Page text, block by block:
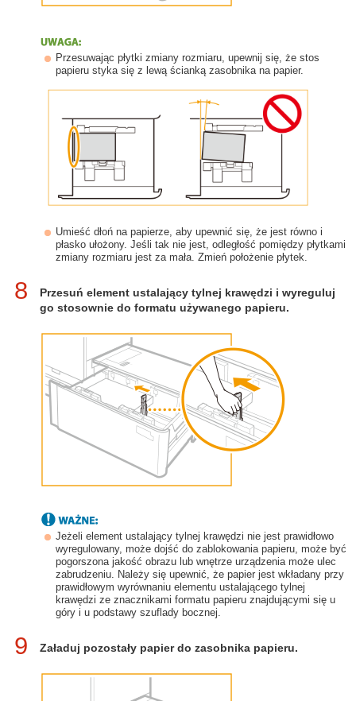
Przesuwając płytki zmiany rozmiaru, upewnij się, że stos
papieru styka się z lewą ścianką zasobnika na papier.
Umieść dłoń na papierze, aby upewnić się, że jest równo i
płasko ułożony. Jeśli tak nie jest, odległość pomiędzy płytkami
zmiany rozmiaru jest za mała. Zmień położenie płytek.
8
Przesuń element ustalający tylnej krawędzi i wyreguluj
go stosownie do formatu używanego papieru.
Jeżeli element ustalający tylnej krawędzi nie jest prawidłowo
wyregulowany, może dojść do zablokowania papieru, może być
pogorszona jakość obrazu lub wnętrze urządzenia może ulec
zabrudzeniu. Należy się upewnić, że papier jest wkładany przy
prawidłowym wyrównaniu elementu ustalającego tylnej
krawędzi ze znacznikami formatu papieru znajdującymi się u
góry i u podstawy szuflady bocznej.
9 Załaduj pozostały papier do zasobnika papieru.